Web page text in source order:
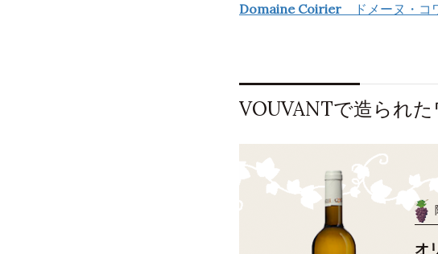
Domaine Coirier ドメーヌ・コ
VOUVANTで造られた
オ